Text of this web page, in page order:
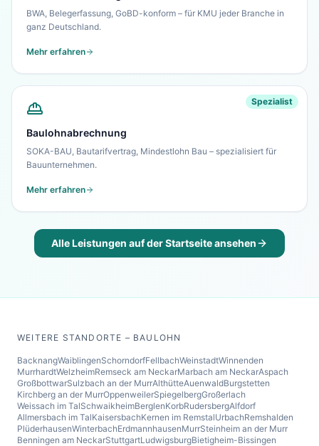
BWA, Belegerfassung, GoBD-konform – für KMU jeder Branche in
ganz Deutschland.
Mehr erfahren
Spezialist
Baulohnabrechnung
SOKA-BAU, Bautarifvertrag, Mindestlohn Bau – spezialisiert für
Bauunternehmen.
Mehr erfahren
Alle Leistungen auf der Startseite ansehen
WEITERE STANDORTE – BAULOHN
BacknangWaiblingenSchorndorfFellbachWeinstadtWinnenden
MurrhardtWelzheimRemseck am NeckarMarbach am NeckarAspach
GroßbottwarSulzbach an der MurrAlthütteAuenwaldBurgstetten
Kirchberg an der MurrOppenweilerSpiegelbergGroßerlach
Weissach im TalSchwaikheimBerglenKorbRudersbergAlfdorf
Allmersbach im TalKaisersbachKernen im RemstalUrbachRemshalden
PlüderhausenWinterbachErdmannhausenMurrSteinheim an der Murr
Benningen am NeckarStuttgartLudwigsburgBietigheim-Bissingen